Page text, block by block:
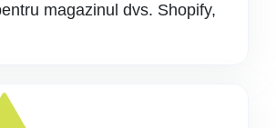
magazinul dvs. Shopify,